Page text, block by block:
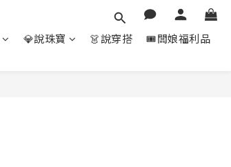
💎說珠寶 👗說穿搭 🎟️闆娘福利品